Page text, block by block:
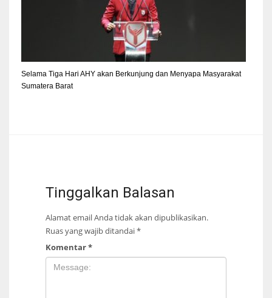
Selama Tiga Hari AHY akan Berkunjung dan Menyapa Masyarakat
Sumatera Barat
Tinggalkan Balasan
Alamat email Anda tidak akan dipublikasikan.
Ruas yang wajib ditandai*
Komentar*